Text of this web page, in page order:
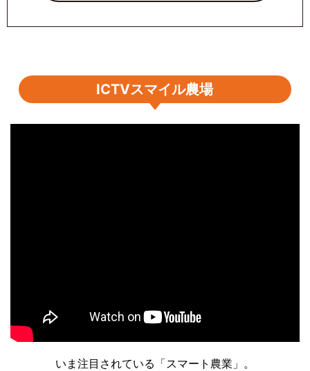
ICTVスマイル農場
いま注目されている「スマート農業」。